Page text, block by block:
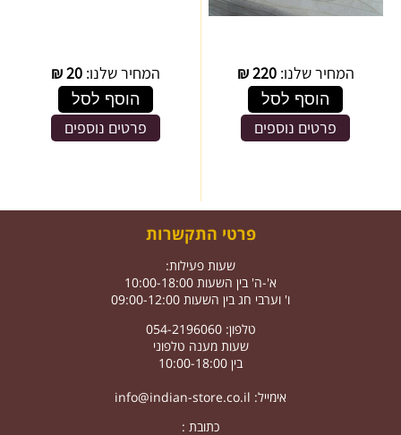
המחיר שלנו:220
₪
הוסף לסל
פרטים נוספים
המחיר שלנו:20
₪
הוסף לסל
פרטים נוספים
פרטי התקשרות
שעות פעילות:
א'-ה' בין השעות 10:00-18:00
ו' וערבי חג בין השעות 09:00-12:00
טלפון: 054-2196060
שעות מענה טלפוני
בין 10:00-18:00
אימייל: info@indian-store.co.il
כתובת :